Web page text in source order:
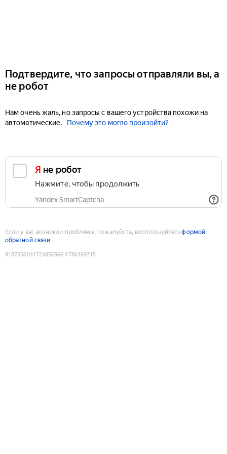
Подтвердите, что запросы отправляли вы, а
не робот
Нам очень жаль, но запросы с вашего устройства похожи на
автоматические.
Почему это могло произойти?
Я не робот
Нажмите, чтобы продолжить
Yandex SmartCaptcha
Если у вас возникли проблемы, пожалуйста, воспользуйтесьформой
обратной связи
9187356041724856966:1786169715